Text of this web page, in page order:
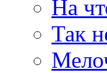
На
Так